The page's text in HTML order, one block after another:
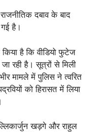
दबाव के बाद
है।
है कि वीडियो फुटेज
रही है। सूत्रों से मिली
मामले में पुलिस ने त्वरित
को हिरासत में लिया
खड़गे और राहुल